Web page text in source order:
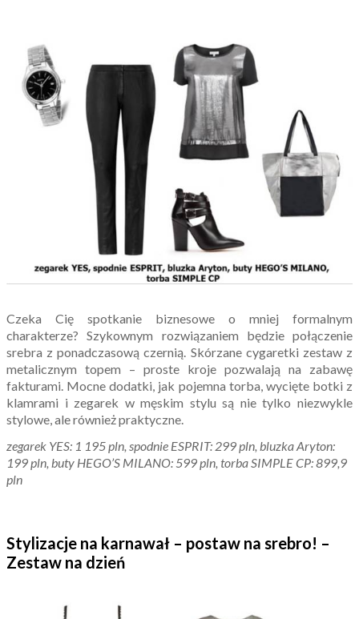
Czeka Cię spotkanie biznesowe o mniej formalnym
charakterze? Szykownym rozwiązaniem będzie połączenie
srebra z ponadczasową czernią. Skórzane cygaretki zestaw z
metalicznym topem – proste kroje pozwalają na zabawę
fakturami. Mocne dodatki, jak pojemna torba, wycięte botki z
klamrami i zegarek w męskim stylu są nie tylko niezwykle
stylowe, ale również praktyczne.
zegarek YES: 1 195 pln, spodnie ESPRIT: 299 pln, bluzka Aryton:
199 pln, buty HEGO’S MILANO: 599 pln, torba SIMPLE CP: 899,9
pln
Stylizacje na karnawał – postaw na srebro! –
Zestaw na dzień